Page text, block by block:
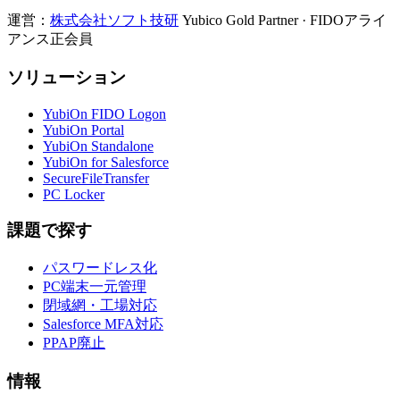
運営： 株式会社ソフト技研 Yubico Gold Partner · FIDOアライ
アンス正会員
ソリューション
YubiOn FIDO Logon
YubiOn Portal
YubiOn Standalone
YubiOn for Salesforce
SecureFileTransfer
PC Locker
課題で探す
パスワードレス化
PC端末一元管理
閉域網・工場対応
Salesforce MFA対応
PPAP廃止
情報